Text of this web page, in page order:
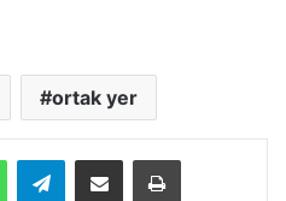
ortak yer
WhatsAppTelegramE-Posta ile paylaş Yazdır